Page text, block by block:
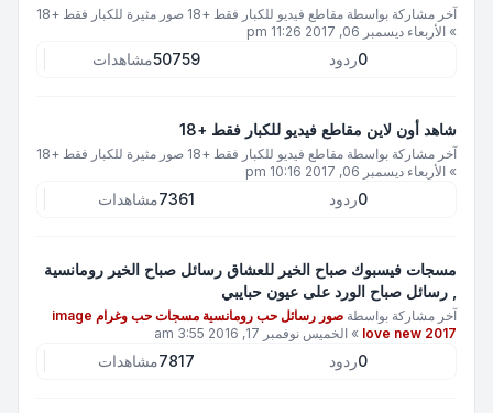
آخر مشاركة بواسطة مقاطع فيديو للكبار فقط +18 صور مثيرة للكبار فقط +18
» الأربعاء ديسمبر 06, 2017 11:26 pm
0ردود 50759مشاهدات
شاهد أون لاين مقاطع فيديو للكبار فقط +18
آخر مشاركة بواسطة مقاطع فيديو للكبار فقط +18 صور مثيرة للكبار فقط +18
» الأربعاء ديسمبر 06, 2017 10:16 pm
0ردود 7361مشاهدات
مسجات فيسبوك صباح الخير للعشاق رسائل صباح الخير رومانسية
, رسائل صباح الورد على عيون حبايبي
آخر مشاركة بواسطة
صور رسائل حب رومانسية مسجات حب وغرام image
love new 2017
» الخميس نوفمبر 17, 2016 3:55 am
0ردود 7817مشاهدات